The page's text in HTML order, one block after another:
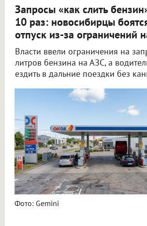
Запросы «как слить
10 раз: новосибирцы
отпуск из-за ограничений
Власти ввели ограничения на
литров бензина на АЗС, а
ездить в дальние поездки без
Фото: Gemini